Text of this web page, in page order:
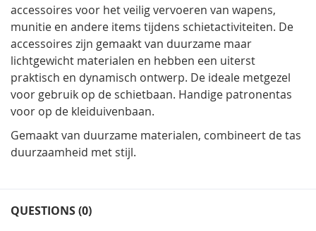
accessoires voor het veilig vervoeren van wapens,
munitie en andere items tijdens schietactiviteiten. De
accessoires zijn gemaakt van duurzame maar
lichtgewicht materialen en hebben een uiterst
praktisch en dynamisch ontwerp. De ideale metgezel
voor gebruik op de schietbaan. Handige patronentas
voor op de kleiduivenbaan.
Gemaakt van duurzame materialen, combineert de tas
duurzaamheid met stijl.
QUESTIONS (0)